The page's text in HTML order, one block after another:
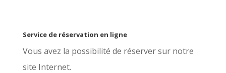
Service de réservation en ligne
Vous avez la possibilité de réserver sur notre
site Internet.